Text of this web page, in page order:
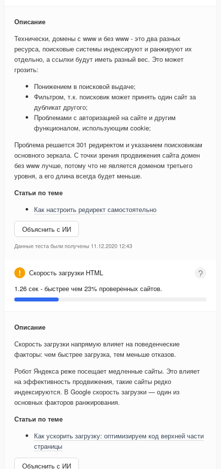
Описание
Технически, домены с www и без www - это два разных
ресурса, поисковые системы индексируют и ранжируют их
отдельно, а ссылки будут иметь разный вес. Это может
грозить:
Понижением в поисковой выдаче;
Фильтром, т.к. поисковик может принять один сайт за
дубликат другого;
Проблемами с авторизацией на сайте и другим
функционалом, использующим cookie;
Проблема решается 301 редиректом и указанием поисковикам
основного зеркала. С точки зрения продвижения сайта домен
без www лучше, потому что не является доменом третьего
уровня, а его длина всегда будет меньше.
Статьи по теме
Как настроить редирект самостоятельно
Объяснить с ИИ
Данные теста были получены 11.12.2020 12:43
Скорость загрузки HTML
1.26 сек - быстрее чем 23% проверенных сайтов.
Описание
Скорость загрузки напрямую влияет на поведенческие
факторы: чем быстрее загрузка, тем меньше отказов.
Робот Яндекса реже посещает медленные сайты. Это влияет
на эффективность продвижения, такие сайты редко
индексируются. В Google скорость загрузки — один из
основных факторов ранжирования.
Статьи по теме
Как ускорить загрузку: оптимизируем код верхней части
страницы
Объяснить с ИИ